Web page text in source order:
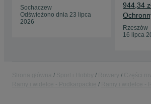
Sochaczew
Odświeżono dnia 23 lipca
2026
944,34
Rzeszów
16 lipca